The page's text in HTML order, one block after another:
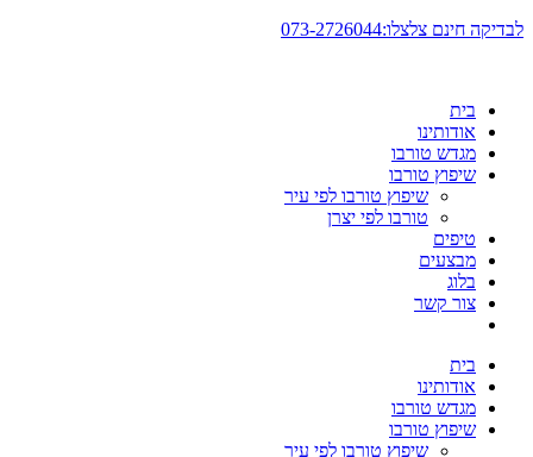
דלג
לבדיקה חינם צלצלו:073-2726044
בית
אודותינו
מגדש טורבו
שיפוץ טורבו
שיפוץ טורבו לפי עיר
טורבו לפי יצרן
טיפים
מבצעים
בלוג
צור קשר
בית
אודותינו
מגדש טורבו
שיפוץ טורבו
שיפוץ טורבו לפי עיר